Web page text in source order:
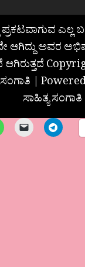
ಎಲ್ಲ
ಆಗಿದ್ದು ಅವರ
|
ಸಾಹಿತ್ಯ ಸಂಗಾತಿ